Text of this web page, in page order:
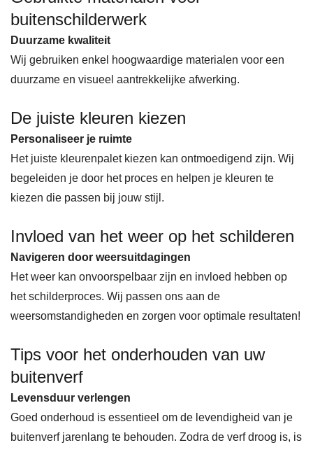
buitenschilderwerk
Duurzame kwaliteit
Wij gebruiken enkel hoogwaardige materialen voor een
duurzame en visueel aantrekkelijke afwerking.
De juiste kleuren kiezen
Personaliseer je ruimte
Het juiste kleurenpalet kiezen kan ontmoedigend zijn. Wij
begeleiden je door het proces en helpen je kleuren te
kiezen die passen bij jouw stijl.
Invloed van het weer op het schilderen
Navigeren door weersuitdagingen
Het weer kan onvoorspelbaar zijn en invloed hebben op
het schilderproces. Wij passen ons aan de
weersomstandigheden en zorgen voor optimale resultaten!
Tips voor het onderhouden van uw
buitenverf
Levensduur verlengen
Goed onderhoud is essentieel om de levendigheid van je
buitenverf jarenlang te behouden. Zodra de verf droog is, is